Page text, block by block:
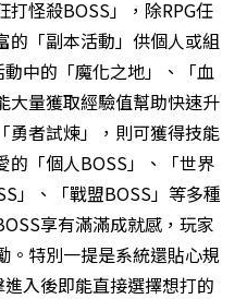
怪殺BOSS」，除RPG任
的「副本活動」供個人或組
中的「魔化之地」、「血
大量獲取經驗值幫助快速升
勇者試煉」，則可獲得技能
的「個人BOSS」、「世界
」、「戰盟BOSS」等多種
享有滿滿成就感，玩家
。特別一提是系統還貼心規
入後即能直接選擇想打的